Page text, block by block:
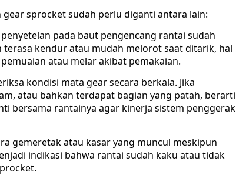
sprocket sudah perlu diganti antara lain:
pada baut pengencang rantai sudah
kendur atau mudah melorot saat ditarik, hal
atau melar akibat pemakaian.
kondisi mata gear secara berkala. Jika
atau bahkan terdapat bagian yang patah, berarti
bersama rantainya agar kinerja sistem penggerak
gemeretak atau kasar yang muncul meskipun
indikasi bahwa rantai sudah kaku atau tidak